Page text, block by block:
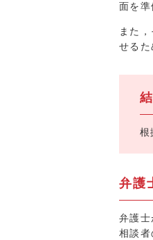
面を
また
せるた
根
弁護
弁護
相談